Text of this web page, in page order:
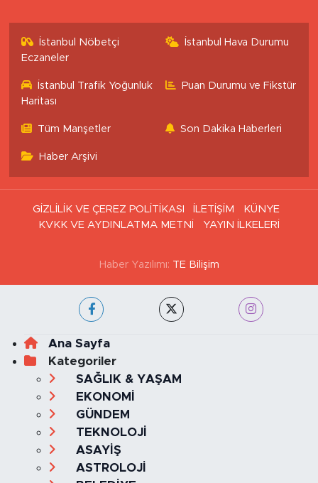
İstanbul Nöbetçi
Eczaneler
İstanbul Hava Durumu
İstanbul Trafik Yoğunluk
Haritası
Puan Durumu ve Fikstür
Tüm Manşetler Son Dakika Haberleri
Haber Arşivi
GİZLİLİK VE ÇEREZ POLİTİKASI İLETİŞİM
KÜNYE
KVKK VE AYDINLATMA METNİ
YAYIN İLKELERİ
Haber Yazılımı: TE Bilişim
Ana Sayfa
Kategoriler
SAĞLIK & YAŞAM
EKONOMİ
GÜNDEM
TEKNOLOJİ
ASAYİŞ
ASTROLOJİ